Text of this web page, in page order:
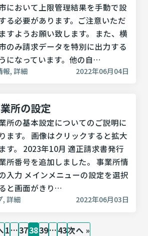
において上限管理結果を手動で設
る必要があります。ご注意いただ
すようお願い致します。 また、横
のみ請求データを特別に出力する
になっています。他の自…
報, 詳細 2022年06月04日
所の設定
所の基本設定についてのご説明に
ます。 画像はクリックすると拡大
す。 2023年10月 適正請求書発行
所番号を追加しました。 事業所情
入力 メインメニューの設定を選択
と画面がきり…
, 詳細 2022年06月03日
1…373839…43次へ »